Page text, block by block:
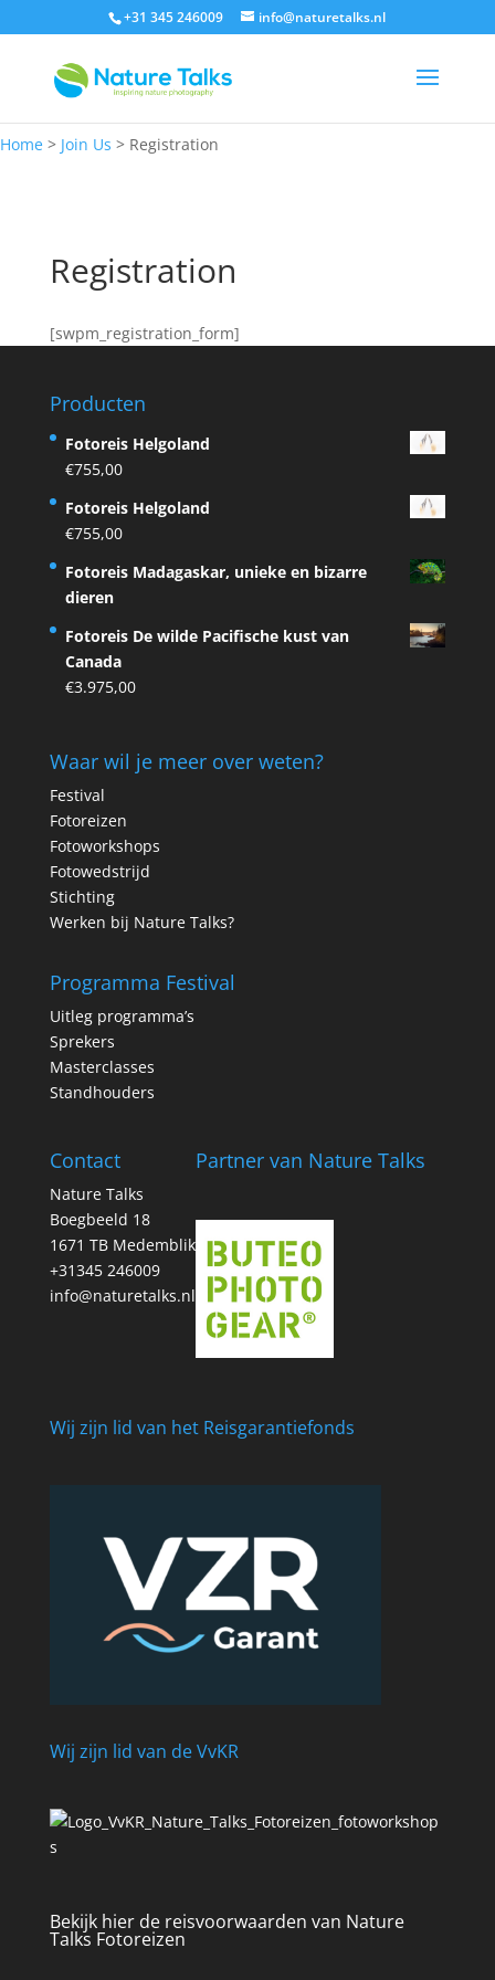
+31 345 246009 info@naturetalks.nl
Home > Join Us > Registration
Registration
[swpm_registration_form]
Producten
Fotoreis Helgoland
€755,00
Fotoreis Helgoland
€755,00
Fotoreis Madagaskar, unieke en bizarre
dieren
Fotoreis De wilde Pacifische kust van
Canada
€3.975,00
Waar wil je meer over weten?
Festival
Fotoreizen
Fotoworkshops
Fotowedstrijd
Stichting
Werken bij Nature Talks?
Programma Festival
Uitleg programma’s
Sprekers
Masterclasses
Standhouders
Contact
Nature Talks
Boegbeeld 18
1671 TB Medemblik
+31345 246009
info@naturetalks.nl
Partner van Nature Talks
Wij zijn lid van het Reisgarantiefonds
Wij zijn lid van de VvKR
Bekijk hier de reisvoorwaarden van Nature
Talks Fotoreizen